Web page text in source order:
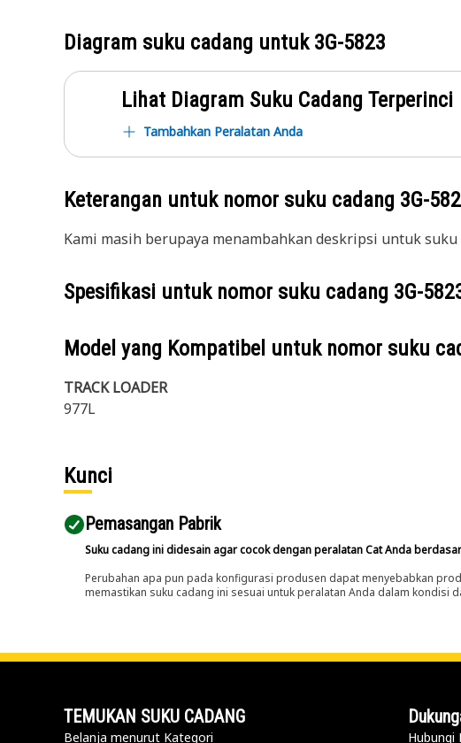
Diagram suku cadang untuk3G-5823
Lihat Diagram Suku Cadang Terperinci
Tambahkan Peralatan Anda
Keterangan untuk nomor suku cadang 3G-
Kami masih berupaya menambahkan deskripsi untuk suku
Spesifikasi untuk nomor suku cadang 3G-
Model yang Kompatibel untuk nomor suku
TRACK LOADER
977L
Kunci
Pemasangan Pabrik
Suku cadang ini didesain agar cocok dengan peralatan Cat Anda
Perubahan apa pun pada konfigurasi produsen dapat menyebabkan
memastikan suku cadang ini sesuai untuk peralatan Anda dalam
TEMUKAN SUKU CADANG
Belanja menurut Kategori Hubungi